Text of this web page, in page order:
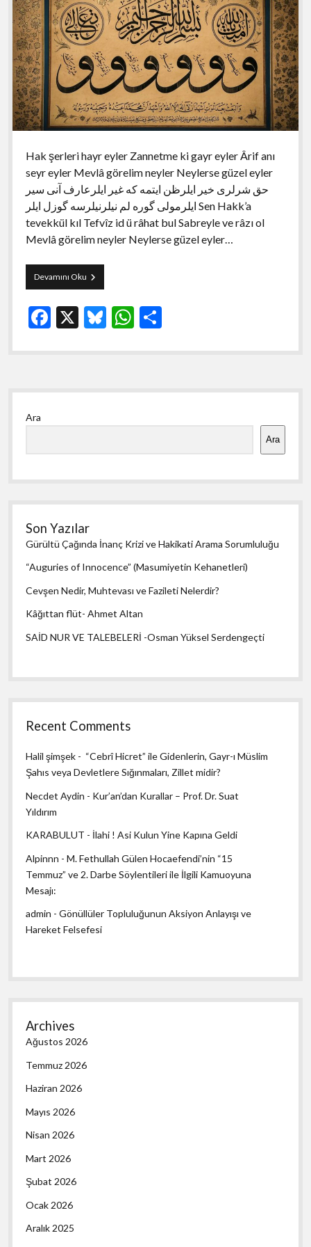
Hak şerleri hayr eyler Zannetme ki gayr eyler Ârif anı
seyr eyler Mevlâ görelim neyler Neylerse güzel eyler
حق شرلری خير ايلرظن ايتمه که غير ايلرعارف آنی سير
ايلرمولی گوره لم نيلرنيلرسه گوزل ايلر Sen Hakk’a
tevekkül kıl Tefvîz id ü râhat bul Sabreyle ve râzı ol
Mevlâ görelim neyler Neylerse güzel eyler…
Devamını OkuTefvizname
–
Hakkı
F
o
k
X Bl W
p
p
S
Yan
Menü
Ara
Ara
Son Yazılar
Gürültü Çağında İnanç Krizi ve Hakikati Arama Sorumluluğu
“Auguries of Innocence” (Masumiyetin Kehanetleri)
Cevşen Nedir, Muhtevası ve Fazileti Nelerdir?
Kâğıttan flüt- Ahmet Altan
SAİD NUR VE TALEBELERİ -Osman Yüksel Serdengeçti
Recent Comments
Halil şimşek - “Cebrî Hicret” ile Gidenlerin, Gayr-ı Müslim
Şahıs veya Devletlere Sığınmaları, Zillet midir?
Necdet Aydin - Kur’an’dan Kurallar – Prof. Dr. Suat
Yıldırım
KARABULUT - İlahi ! Asi Kulun Yine Kapına Geldi
Alpinnn -M. Fethullah Gülen Hocaefendi’nin “15
Temmuz” ve 2. Darbe Söylentileri ile İlgili Kamuoyuna
Mesajı:
admin -Gönüllüler Topluluğunun Aksiyon Anlayışı ve
Hareket Felsefesi
Archives
Ağustos 2026
Temmuz 2026
Haziran 2026
Mayıs 2026
Nisan 2026
Mart 2026
Şubat 2026
Ocak 2026
Aralık 2025